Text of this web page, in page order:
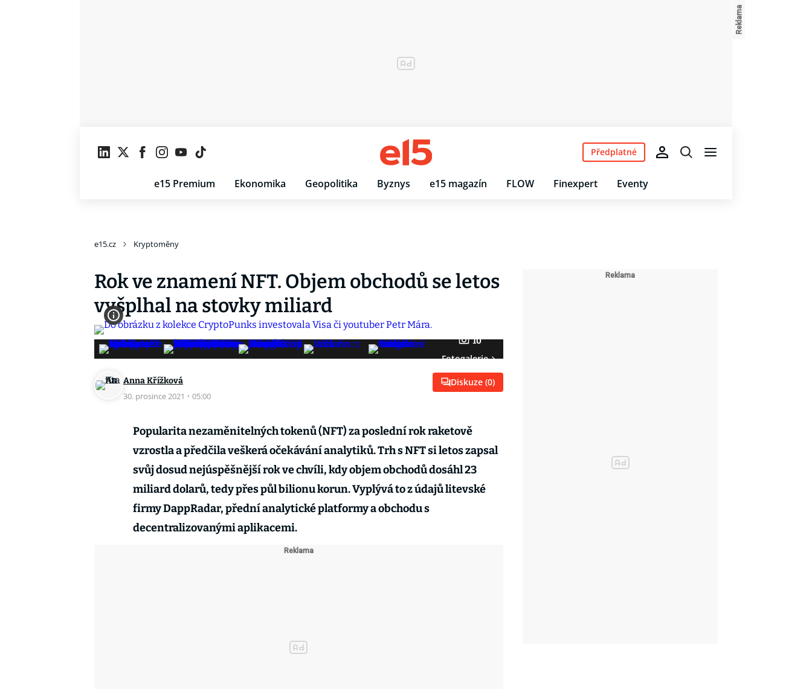
e15 Premium Ekonomika Geopolitika Byznys e15 magazín FLOW Finexpert Eventy
Předplatné
e15.cz Kryptoměny
Rok ve znamení NFT. Objem obchodů se letos
vyšplhal na stovky miliard
10
Fotogalerie
Anna Křížková
30. prosince 2021 · 05:00
Diskuze (0)
Popularita nezaměnitelných tokenů (NFT) za poslední rok raketově
vzrostla a předčila veškerá očekávání analytiků. Trh s NFT si letos zapsal
svůj dosud nejúspěšnější rok ve chvíli, kdy objem obchodů dosáhl 23
miliard dolarů, tedy přes půl bilionu korun. Vyplývá to z údajů litevské
firmy DappRadar, přední analytické platformy a obchodu s
decentralizovanými aplikacemi.